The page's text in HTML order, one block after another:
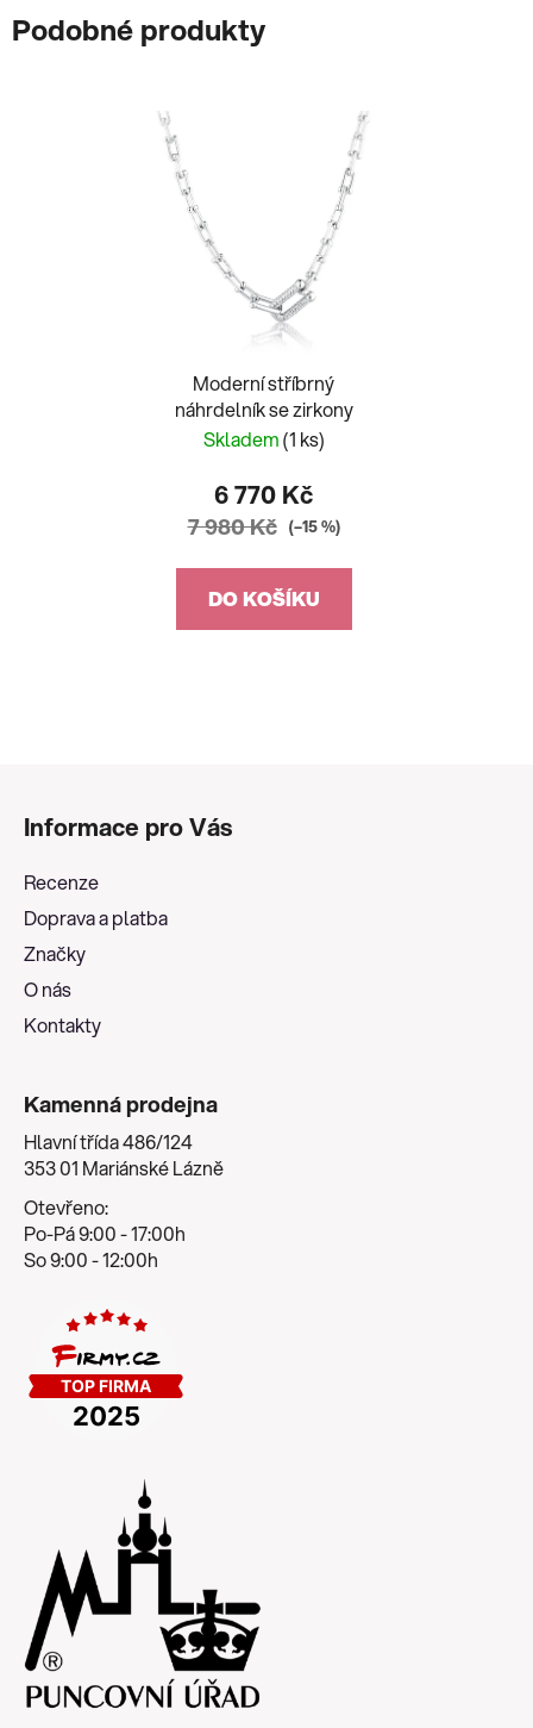
Podobné produkty
Moderní stříbrný
náhrdelník se zirkony
Skladem(1 ks)
6 770 Kč
7 980 Kč (–15 %)
DO KOŠÍKU
Informace pro Vás
Recenze
Doprava a platba
Značky
O nás
Kontakty
Kamenná prodejna
Hlavní třída 486/124
353 01 Mariánské Lázně
Otevřeno:
Po-Pá 9:00 - 17:00h
So 9:00 - 12:00h